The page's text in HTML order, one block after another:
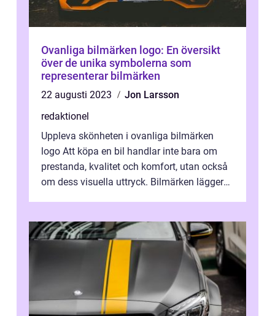
Ovanliga bilmärken logo: En översikt
över de unika symbolerna som
representerar bilmärken
22 augusti 2023
Jon Larsson
redaktionel
Uppleva skönheten i ovanliga bilmärken
logo Att köpa en bil handlar inte bara om
prestanda, kvalitet och komfort, utan också
om dess visuella uttryck. Bilmärken lägger